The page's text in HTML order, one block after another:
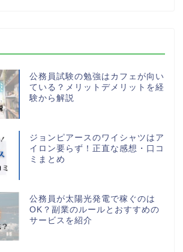
公務員試験の勉強はカフェが向い
ている？メリットデメリットを経
験から解説
ジョンピアースのワイシャツはア
イロン要らず！正直な感想・口コ
ミまとめ
公務員が太陽光発電で稼ぐのは
OK？副業のルールとおすすめの
サービスを紹介